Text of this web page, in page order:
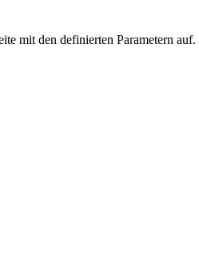
mit den definierten Parametern auf.